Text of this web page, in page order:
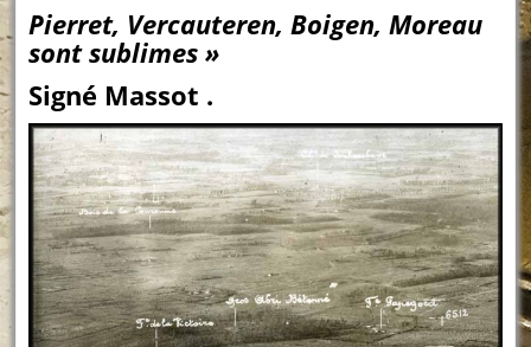
Pierret, Vercauteren, Boigen, Moreau
sont sublimes »
Signé Massot .